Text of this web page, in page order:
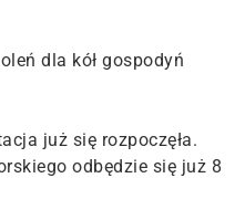
dla kół gospodyń
już się rozpoczęła.
odbędzie się już 8